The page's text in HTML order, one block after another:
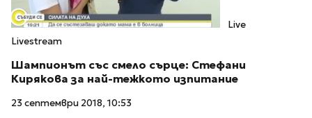
Live
Livestream
Шампионът със смело сърце: Стефани
Кирякова за най-тежкото изпитание
23 септември 2018, 10:53